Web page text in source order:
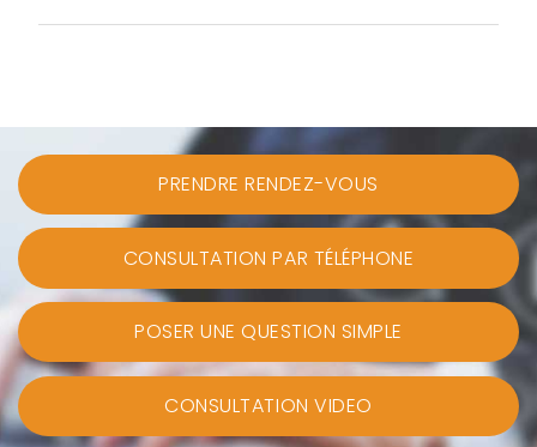
PRENDRE RENDEZ-VOUS
CONSULTATION PAR TÉLÉPHONE
POSER UNE QUESTION SIMPLE
CONSULTATION VIDEO